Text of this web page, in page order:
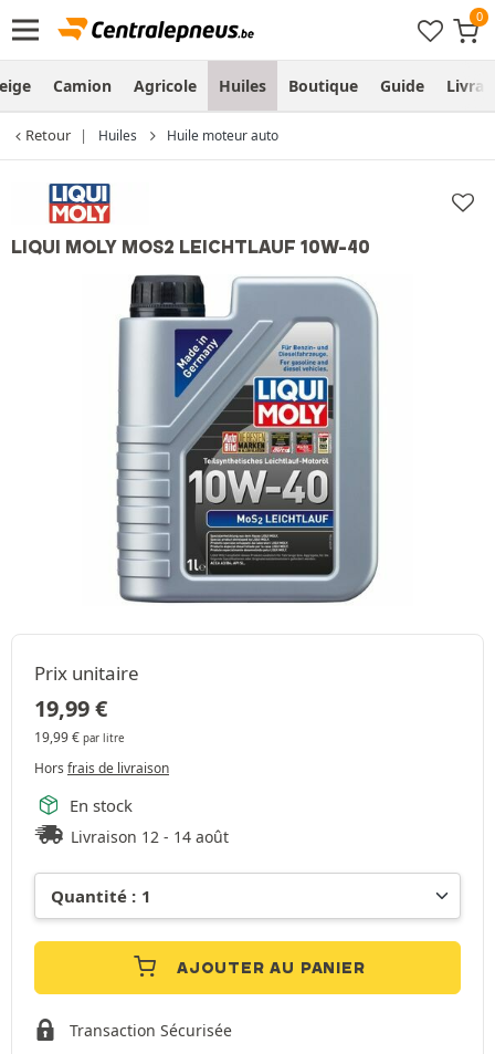
Camion Agricole Huiles Boutique Guide
Retour Huiles Huile moteur auto
LIQUI MOLY MOS2 LEICHTLAUF 10W-40
Prix unitaire
19,99€
19,99€ par litre
Hors frais de livraison
En stock
Livraison 12 - 14 août
AJOUTER AU PANIER
Transaction Sécurisée